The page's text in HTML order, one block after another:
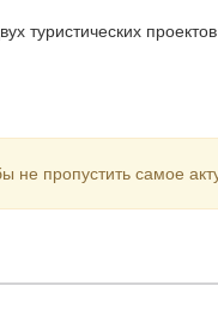
туристических
не пропустить самое